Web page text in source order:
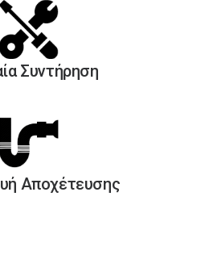
Συντήρηση
Αποχέτευσης